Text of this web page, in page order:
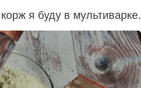
я буду в мультиварке.